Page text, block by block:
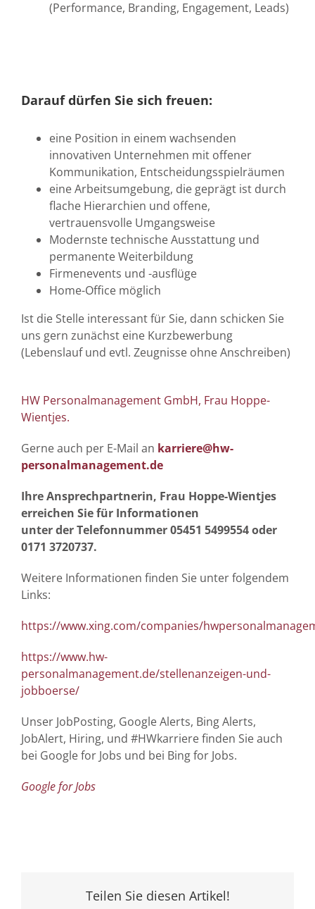
(Performance, Branding, Engagement, Leads)
Darauf dürfen Sie sich freuen:
eine Position in einem wachsenden
innovativen Unternehmen mit offener
Kommunikation, Entscheidungsspielräumen
eine Arbeitsumgebung, die geprägt ist durch
flache Hierarchien und offene,
vertrauensvolle Umgangsweise
Modernste technische Ausstattung und
permanente Weiterbildung
Firmenevents und -ausflüge
Home-Office möglich
Ist die Stelle interessant für Sie, dann schicken Sie
uns gern zunächst eine Kurzbewerbung
(Lebenslauf und evtl. Zeugnisse ohne Anschreiben)
HW Personalmanagement GmbH, Frau Hoppe-
Wientjes.
Gerne auch per E-Mail an karriere@hw-
personalmanagement.de
Ihre Ansprechpartnerin, Frau Hoppe-Wientjes
erreichen Sie für Informationen
unter der Telefonnummer 05451 5499554 oder
0171 3720737.
Weitere Informationen finden Sie unter folgendem
Links:
https://www.xing.com/companies/
https://www.hw-
personalmanagement.de/stellenanzeigen-und-
jobboerse/
Unser JobPosting, Google Alerts, Bing Alerts,
JobAlert, Hiring, und #HWkarriere finden Sie auch
bei Google for Jobs und bei Bing for Jobs.
Google for Jobs
Teilen Sie diesen Artikel!